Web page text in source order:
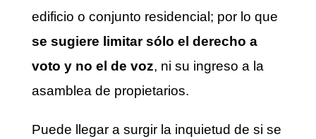
edificio o conjunto residencial; por lo que
se sugiere limitar sólo el derecho a
voto y no el de voz, ni su ingreso a la
asamblea de propietarios.
Puede llegar a surgir la inquietud de si se